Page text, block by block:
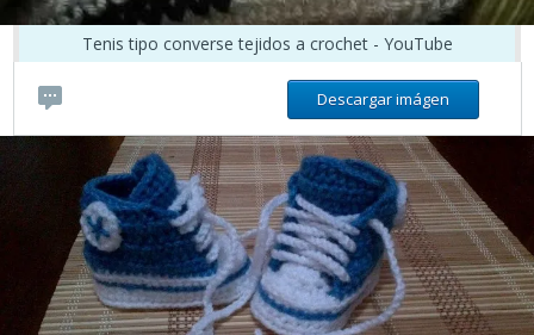
Tenis tipo converse tejidos a crochet - YouTube
Descargar imágen